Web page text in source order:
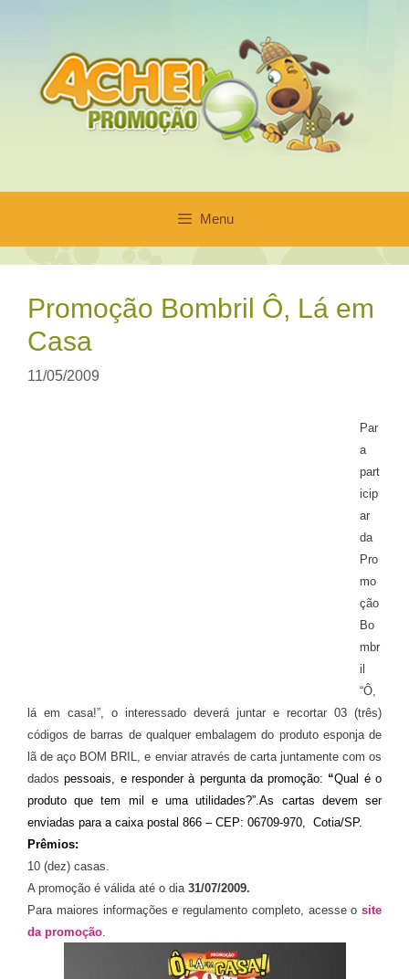
conteúdo
Menu
Promoção Bombril Ô, Lá em
Casa
11/05/2009
Par
a
part
icip
ar
da
Pro
mo
ção
Bo
mbr
il
“Ô,
lá em casa!”, o interessado deverá juntar e recortar 03 (três)
códigos de barras de qualquer embalagem do produto esponja de
lã de aço BOM BRIL, e enviar através de carta juntamente com os
dadospessoais, e responder à pergunta da promoção: “Qual é o
produto que tem mil e uma utilidades?”.As cartas devem ser
enviadas para a caixa postal 866 – CEP: 06709-970, Cotia/SP.
Prêmios:
10 (dez) casas.
A promoção é válida até o dia 31/07/2009.
Para maiores informações e regulamento completo, acesse o site
da promoção.